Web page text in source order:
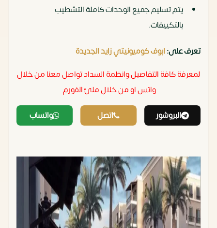
يتم تسليم جميع الوحدات كاملة التشطيب
بالتكييفات.
تعرف على:ابوف كوميونيتي زايد الجديدة
لمعرفة كافة التفاصيل وانظمة السداد تواصل معنا من خلال
واتس او من خلال ملئ الفورم
البروشور اتصل واتساب